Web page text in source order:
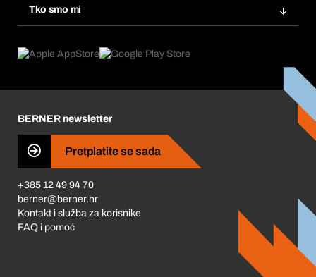
Pretplate
Tražitelji proizvoda
Tko smo mi
Što nas pokreće
Business Conduct
BERNER newsletter
Pretplatite se sada
+385 12 49 94 70
berner@berner.hr
Kontakt i služba za korisnike
FAQ i pomoć